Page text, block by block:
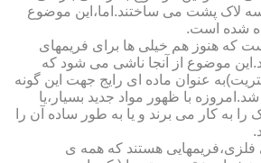
لاک پشت می ساختند.اما،این موضوع
شده است.
که هنوز هم خیلی ها برای فریمهای
موضوع از آنجا ناشی می شود که
عنوان ماده ای رایج جهت این گونه
با ظهور مواد جدید بسیار،یا
را به کار می برند و یا به طور ساده آن را
فلزی،فریمهایی هستند که همه ی